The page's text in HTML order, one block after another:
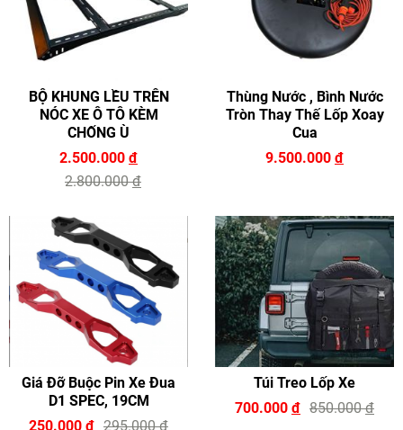
BỘ KHUNG LỀU TRÊN
NÓC XE Ô TÔ KÈM
CHỐNG Ù
2.500.000 đ
2.800.000đ
Thùng Nước , Bình Nước
Tròn Thay Thế Lốp Xoay
Cua
9.500.000 đ
Giá Đỡ Buộc Pin Xe Đua
D1 SPEC, 19CM
250.000 đ 295.000đ
Túi Treo Lốp Xe
700.000 đ 850.000đ